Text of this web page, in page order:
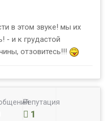
в этом звуке! мы их
- и к грудастой
отзовитесь!!!
Репутация
1